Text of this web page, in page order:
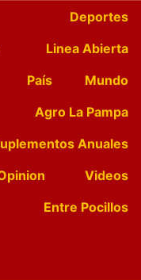
Deportes
Linea Abierta
País
Mundo
Agro La Pampa
Anuales
Videos
Entre Pocillos